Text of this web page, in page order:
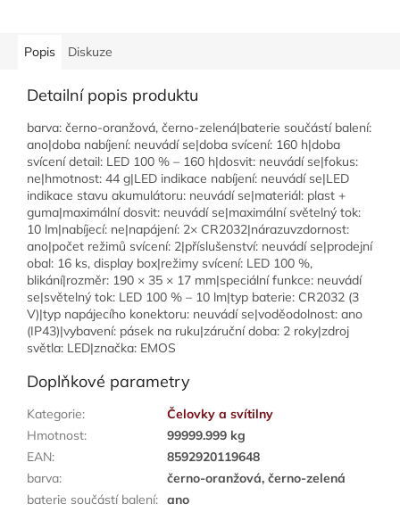
Popis Diskuze
Detailní popis produktu
barva: černo-oranžová, černo-zelená|baterie součástí balení:
ano|doba nabíjení: neuvádí se|doba svícení: 160 h|doba
svícení detail: LED 100 % – 160 h|dosvit: neuvádí se|fokus:
ne|hmotnost: 44 g|LED indikace nabíjení: neuvádí se|LED
indikace stavu akumulátoru: neuvádí se|materiál: plast +
guma|maximální dosvit: neuvádí se|maximální světelný tok:
10 lm|nabíjecí: ne|napájení: 2× CR2032|nárazuvzdornost:
ano|počet režimů svícení: 2|příslušenství: neuvádí se|prodejní
obal: 16 ks, display box|režimy svícení: LED 100 %,
blikání|rozměr: 190 × 35 × 17 mm|speciální funkce: neuvádí
se|světelný tok: LED 100 % – 10 lm|typ baterie: CR2032 (3
V)|typ napájecího konektoru: neuvádí se|voděodolnost: ano
(IP43)|vybavení: pásek na ruku|záruční doba: 2 roky|zdroj
světla: LED|značka: EMOS
Doplňkové parametry
Kategorie:
Čelovky a svítilny
Hmotnost:
99999.999 kg
EAN:
8592920119648
barva:
černo-oranžová, černo-zelená
baterie součástí balení: ano